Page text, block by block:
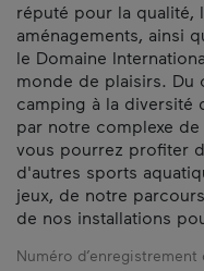
réputé pour la qualité,
aménagements, ainsi
le Domaine
monde de plaisirs. Du
camping à la diversité
par notre complexe
vous pourrez profiter
d'autres sports
jeux, de notre
de nos installations
Numéro d’enregistrement